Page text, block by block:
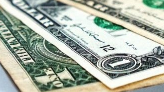
No entanto, você deve se certificar de
fácil escrever quando você não precisar
sobre o que está escrevendo. Prós:
que não importa para onde você vire, há
muitos produtos que precisam ser
E a maioria delas você pode fazer em casa.
Os empregos que mencionamos não são os
ao esforço que você investe. Há muitos